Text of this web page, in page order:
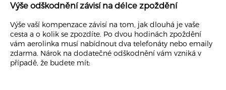
Často kladené dotazy
Články
Kontakty
Výše odškodnění závisí na délce zpoždění
Výše vaší kompenzace závisí na tom, jak dlouhá je vaše
cesta a o kolik se zpozdíte. Po dvou hodinách zpoždění
vám aerolinka musí nabídnout dva telefonáty nebo emaily
zdarma. Nárok na dodatečné odškodnění vám vzniká v
případě, že budete mít: